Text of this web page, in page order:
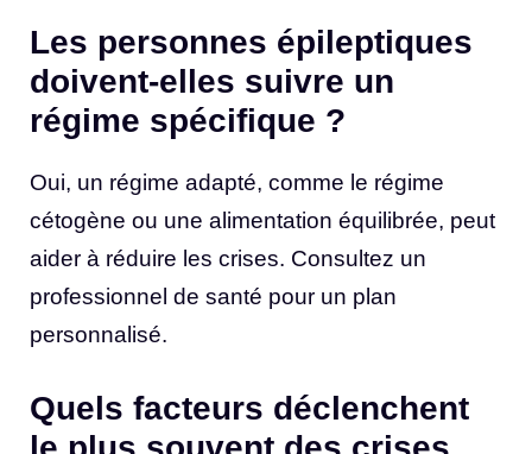
Les personnes épileptiques
doivent-elles suivre un
régime spécifique ?
Oui, un régime adapté, comme le régime
cétogène ou une alimentation équilibrée, peut
aider à réduire les crises. Consultez un
professionnel de santé pour un plan
personnalisé.
Quels facteurs déclenchent